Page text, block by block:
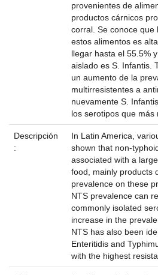
provenientes de
productos cárnicos
corral. Se conoce que
estos alimentos es
llegar hasta el 55.5%
aislado es S. Infantis.
un aumento de la
multirresistentes a
nuevamente S.
los serotipos que más
Descripción
:
In Latin America,
shown that non-
associated with a
food, mainly products
prevalence on these
NTS prevalence can
commonly isolated
increase in the
NTS has also been
Enteritidis and
with the highest